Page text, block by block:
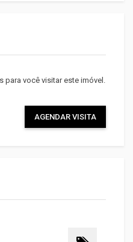
para você visitar este imóvel.
AGENDAR VISITA